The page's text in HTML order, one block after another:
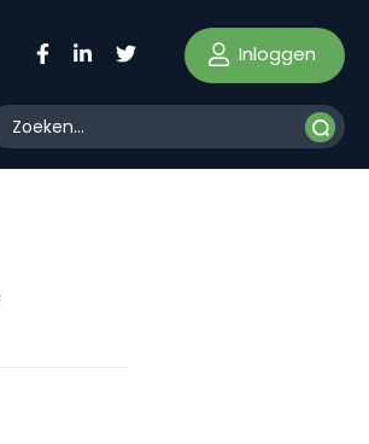
Inloggen